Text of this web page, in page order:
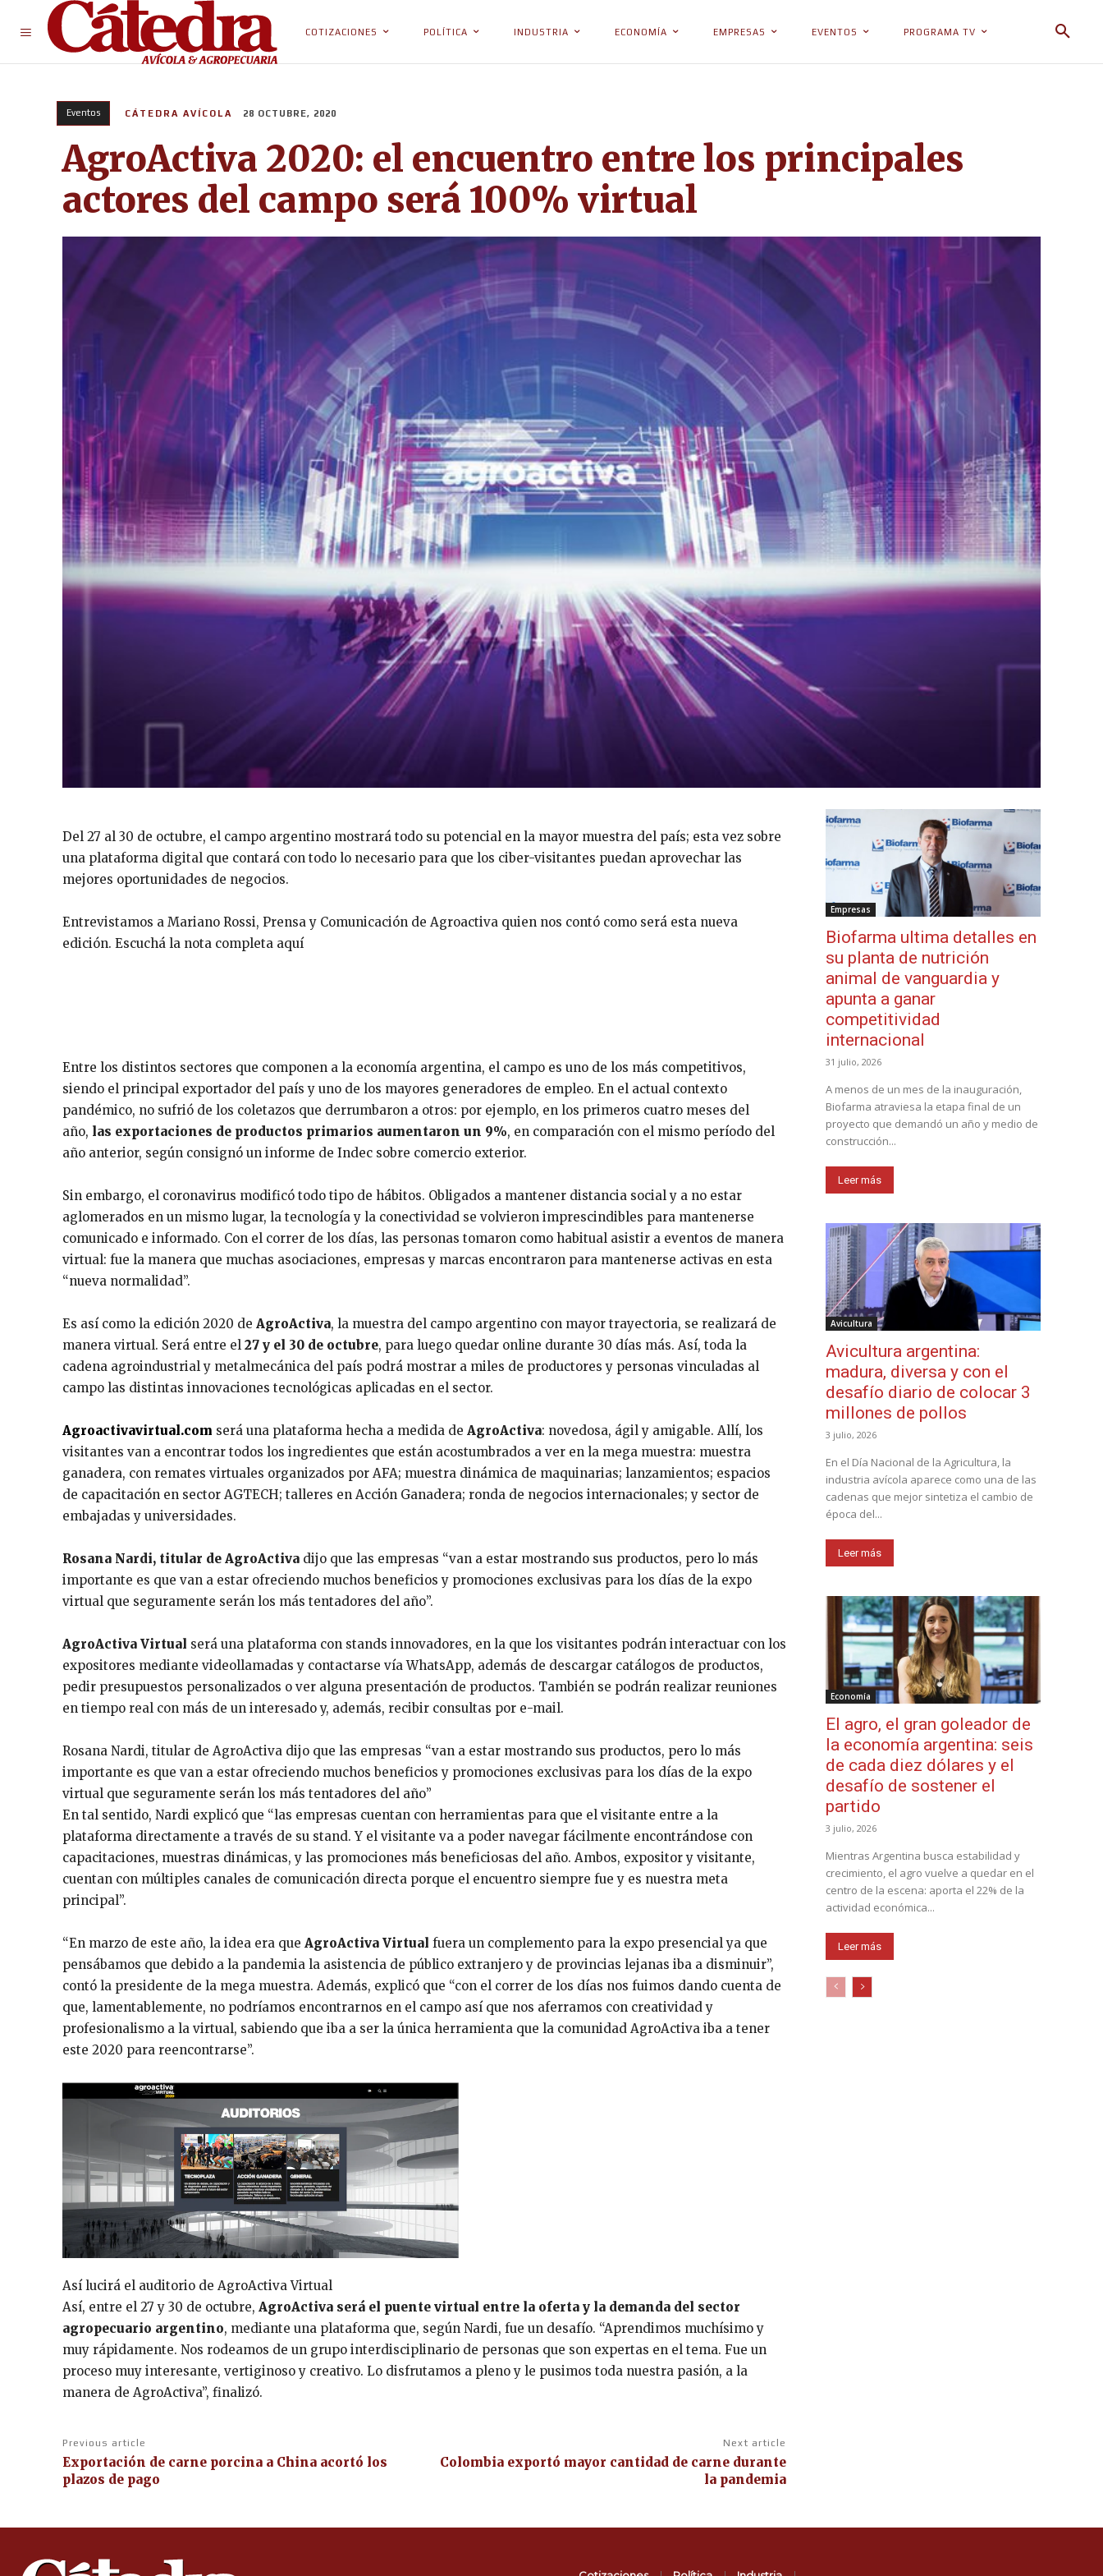
COTIZACIONES POLÍTICA INDUSTRIA ECONOMÍA EMPRESAS EVENTOS PROGRAMA TV
Eventos CÁTEDRA AVÍCOLA 28 OCTUBRE, 2020
AgroActiva 2020: el encuentro entre los principales
actores del campo será 100% virtual
Del 27 al 30 de octubre, el campo argentino mostrará todo su potencial en la mayor muestra del país; esta vez sobre
una plataforma digital que contará con todo lo necesario para que los ciber-visitantes puedan aprovechar las
mejores oportunidades de negocios.
Entrevistamos a Mariano Rossi, Prensa y Comunicación de Agroactiva quien nos contó como será esta nueva
edición. Escuchá la nota completa aquí
Entre los distintos sectores que componen a la economía argentina, el campo es uno de los más competitivos,
siendo el principal exportador del país y uno de los mayores generadores de empleo. En el actual contexto
pandémico, no sufrió de los coletazos que derrumbaron a otros: por ejemplo, en los primeros cuatro meses del
año, las exportaciones de productos primarios aumentaron un 9%, en comparación con el mismo período del
año anterior, según consignó un informe de Indec sobre comercio exterior.
Sin embargo, el coronavirus modificó todo tipo de hábitos. Obligados a mantener distancia social y a no estar
aglomerados en un mismo lugar, la tecnología y la conectividad se volvieron imprescindibles para mantenerse
comunicado e informado. Con el correr de los días, las personas tomaron como habitual asistir a eventos de manera
virtual: fue la manera que muchas asociaciones, empresas y marcas encontraron para mantenerse activas en esta
“nueva normalidad”.
Es así como la edición 2020 de AgroActiva, la muestra del campo argentino con mayor trayectoria, se realizará de
manera virtual. Será entre el 27 y el 30 de octubre, para luego quedar online durante 30 días más. Así, toda la
cadena agroindustrial y metalmecánica del país podrá mostrar a miles de productores y personas vinculadas al
campo las distintas innovaciones tecnológicas aplicadas en el sector.
Agroactivavirtual.com será una plataforma hecha a medida de AgroActiva: novedosa, ágil y amigable. Allí, los
visitantes van a encontrar todos los ingredientes que están acostumbrados a ver en la mega muestra: muestra
ganadera, con remates virtuales organizados por AFA; muestra dinámica de maquinarias; lanzamientos; espacios
de capacitación en sector AGTECH; talleres en Acción Ganadera; ronda de negocios internacionales; y sector de
embajadas y universidades.
Rosana Nardi, titular de AgroActiva dijo que las empresas “van a estar mostrando sus productos, pero lo más
importante es que van a estar ofreciendo muchos beneficios y promociones exclusivas para los días de la expo
virtual que seguramente serán los más tentadores del año”.
AgroActiva Virtual será una plataforma con stands innovadores, en la que los visitantes podrán interactuar con los
expositores mediante videollamadas y contactarse vía WhatsApp, además de descargar catálogos de productos,
pedir presupuestos personalizados o ver alguna presentación de productos. También se podrán realizar reuniones
en tiempo real con más de un interesado y, además, recibir consultas por e-mail.
Rosana Nardi, titular de AgroActiva dijo que las empresas “van a estar mostrando sus productos, pero lo más
importante es que van a estar ofreciendo muchos beneficios y promociones exclusivas para los días de la expo
virtual que seguramente serán los más tentadores del año”
En tal sentido, Nardi explicó que “las empresas cuentan con herramientas para que el visitante entre a la
plataforma directamente a través de su stand. Y el visitante va a poder navegar fácilmente encontrándose con
capacitaciones, muestras dinámicas, y las promociones más beneficiosas del año. Ambos, expositor y visitante,
cuentan con múltiples canales de comunicación directa porque el encuentro siempre fue y es nuestra meta
principal”.
“En marzo de este año, la idea era que AgroActiva Virtual fuera un complemento para la expo presencial ya que
pensábamos que debido a la pandemia la asistencia de público extranjero y de provincias lejanas iba a disminuir”,
contó la presidente de la mega muestra. Además, explicó que “con el correr de los días nos fuimos dando cuenta de
que, lamentablemente, no podríamos encontrarnos en el campo así que nos aferramos con creatividad y
profesionalismo a la virtual, sabiendo que iba a ser la única herramienta que la comunidad AgroActiva iba a tener
este 2020 para reencontrarse”.
Así lucirá el auditorio de AgroActiva Virtual
Así, entre el 27 y 30 de octubre, AgroActiva será el puente virtual entre la oferta y la demanda del sector
agropecuario argentino, mediante una plataforma que, según Nardi, fue un desafío. “Aprendimos muchísimo y
muy rápidamente. Nos rodeamos de un grupo interdisciplinario de personas que son expertas en el tema. Fue un
proceso muy interesante, vertiginoso y creativo. Lo disfrutamos a pleno y le pusimos toda nuestra pasión, a la
manera de AgroActiva”, finalizó.
Previous article
Exportación de carne porcina a China acortó los
plazos de pago
Next article
Colombia exportó mayor cantidad de carne durante
la pandemia
Empresas
Biofarma ultima detalles en
su planta de nutrición
animal de vanguardia y
apunta a ganar
competitividad
internacional
31 julio, 2026
A menos de un mes de la inauguración,
Biofarma atraviesa la etapa final de un
proyecto que demandó un año y medio de
construcción...
Leer más
Avicultura
Avicultura argentina:
madura, diversa y con el
desafío diario de colocar 3
millones de pollos
3 julio, 2026
En el Día Nacional de la Agricultura, la
industria avícola aparece como una de las
cadenas que mejor sintetiza el cambio de
época del...
Leer más
Economía
El agro, el gran goleador de
la economía argentina: seis
de cada diez dólares y el
desafío de sostener el
partido
3 julio, 2026
Mientras Argentina busca estabilidad y
crecimiento, el agro vuelve a quedar en el
centro de la escena: aporta el 22% de la
actividad económica...
Leer más